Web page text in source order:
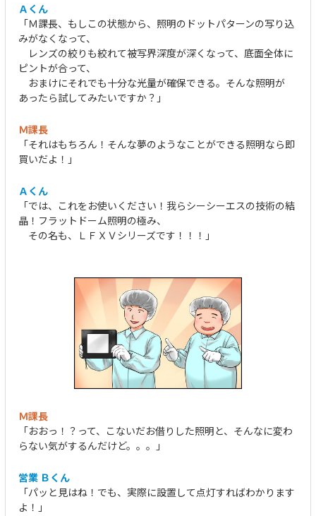
Ａくん
「Ｍ課長、もしこの状態から、照明のドットパターンの写り込
みがなくなって、
レンズの絞りも絞れて被写界深度が深くなって、底面全体に
ピントが合って、
おまけにそれでも十分な光量が確保できる。そんな照明が
あったら試してみたいですか？」
Ｍ課長
「それはもちろん！そんな夢のようなことができる照明なら即
買いだよ！」
Ａくん
「では、これをお使いください！我らシーシーエスの技術の結
晶！フラットドーム照明の極み、
その名も、ＬＦＸＶシリーズです！！！」
Ｍ課長
「おおっ！？って、こないだお借りした照明と、そんなに変わ
らない気がするんだけど。。。」
営業 Ｂくん
「パッと見はね！でも、実際に設置して点灯すればわかります
よ！」